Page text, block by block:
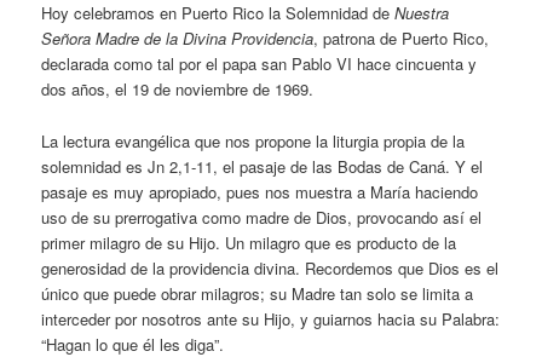
Hoy celebramos en Puerto Rico la Solemnidad deNuestra
Señora Madre de la Divina Providencia, patrona de Puerto Rico,
declarada como tal por el papa san Pablo VI hace cincuenta y
dos años, el 19 de noviembre de 1969.
La lectura evangélica que nos propone la liturgia propia de la
solemnidad es Jn 2,1-11, el pasaje de las Bodas de Caná. Y el
pasaje es muy apropiado, pues nos muestra a María haciendo
uso de su prerrogativa como madre de Dios, provocando así el
primer milagro de su Hijo. Un milagro que es producto de la
generosidad de la providencia divina. Recordemos que Dios es el
único que puede obrar milagros; su Madre tan solo se limita a
interceder por nosotros ante su Hijo, y guiarnos hacia su Palabra:
“Hagan lo que él les diga”.